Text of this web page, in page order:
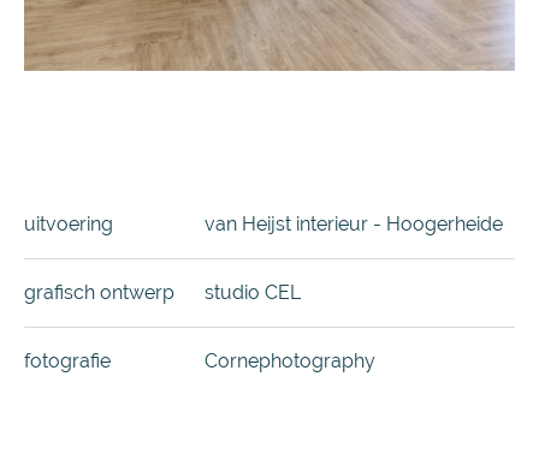
uitvoering van Heijst interieur - Hoogerheide
grafisch ontwerp studio CEL
fotografie Cornephotography